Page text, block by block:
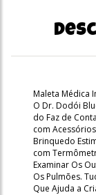
Maleta Médica
O Dr. Dodói
do Faz de
com
Brinquedo
com
Examinar Os
Os Pulmões.
Que Ajuda a